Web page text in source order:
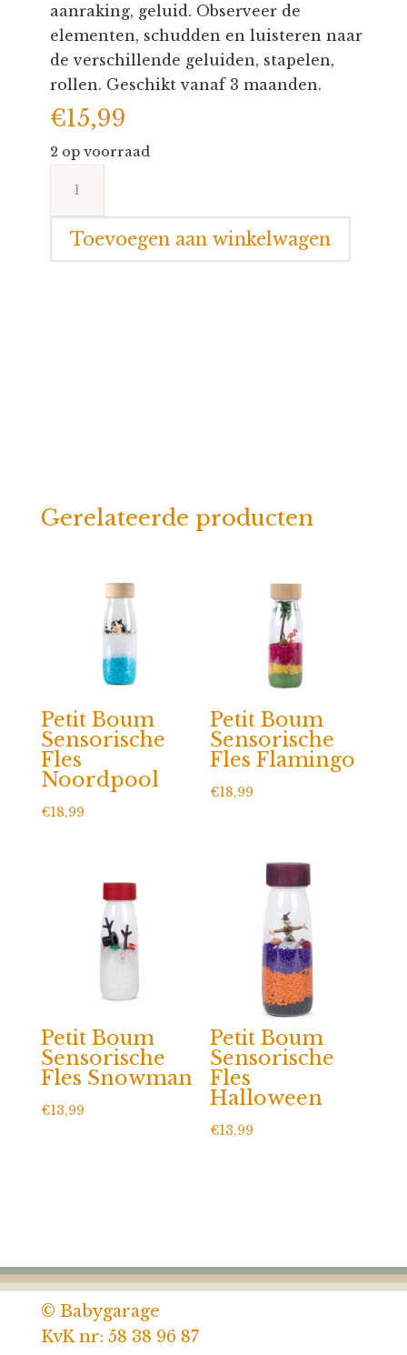
aanraking, geluid. Observeer de
elementen, schudden en luisteren naar
de verschillende geluiden, stapelen,
rollen. Geschikt vanaf 3 maanden.
€15,99
2 op voorraad
Boum
FlesToevoegen aan winkelwagen
Gerelateerde producten
Petit Boum
Sensorische
Fles
Noordpool
€18,99
Petit Boum
Sensorische
Fles Flamingo
€18,99
Petit Boum
Sensorische
Fles Snowman
€13,99
Petit Boum
Sensorische
Fles
Halloween
€13,99
© Babygarage
KvK nr: 58 38 96 87